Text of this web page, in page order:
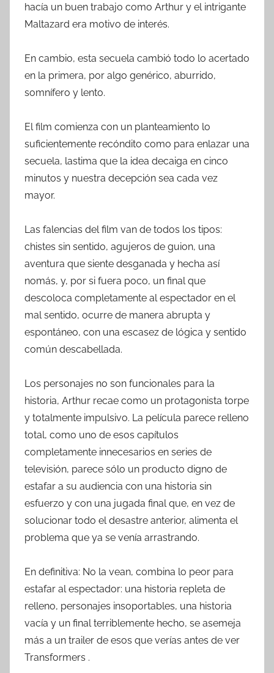
hacía un buen trabajo como Arthur y el intrigante
Maltazard era motivo de interés.
En cambio, esta secuela cambió todo lo acertado
en la primera, por algo genérico, aburrido,
somnífero y lento.
El film comienza con un planteamiento lo
suficientemente recóndito como para enlazar una
secuela, lastima que la idea decaiga en cinco
minutos y nuestra decepción sea cada vez
mayor.
Las falencias del film van de todos los tipos:
chistes sin sentido, agujeros de guion, una
aventura que siente desganada y hecha así
nomás, y, por si fuera poco, un final que
descoloca completamente al espectador en el
mal sentido, ocurre de manera abrupta y
espontáneo, con una escasez de lógica y sentido
común descabellada.
Los personajes no son funcionales para la
historia, Arthur recae como un protagonista torpe
y totalmente impulsivo. La película parece relleno
total, como uno de esos capítulos
completamente innecesarios en series de
televisión, parece sólo un producto digno de
estafar a su audiencia con una historia sin
esfuerzo y con una jugada final que, en vez de
solucionar todo el desastre anterior, alimenta el
problema que ya se venía arrastrando.
En definitiva: No la vean, combina lo peor para
estafar al espectador: una historia repleta de
relleno, personajes insoportables, una historia
vacía y un final terriblemente hecho, se asemeja
más a un trailer de esos que verías antes de ver
Transformers .